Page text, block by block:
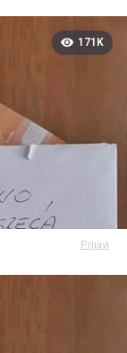
171K
Prijavi